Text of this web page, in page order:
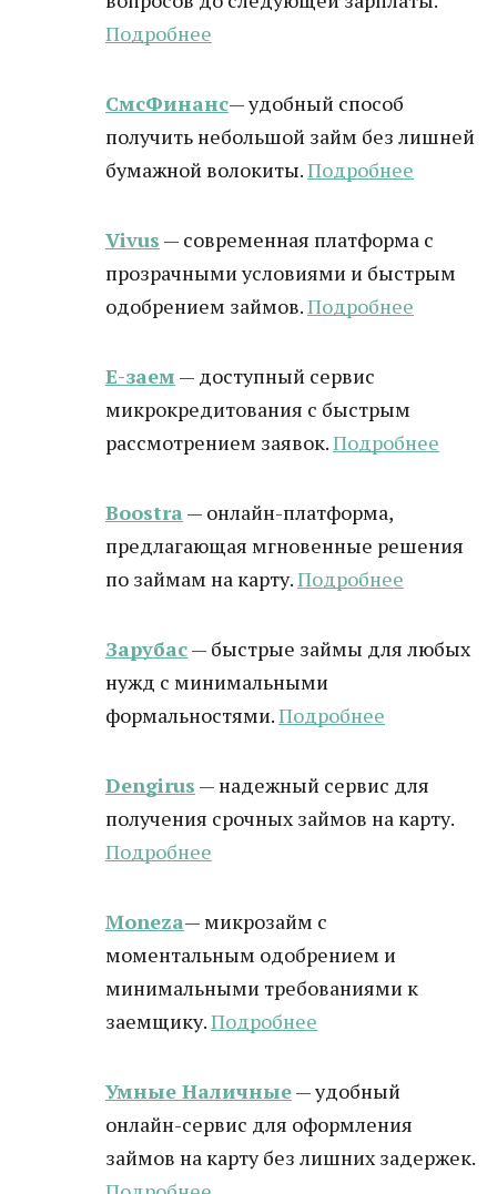
Подробнее
СмсФинанс— удобный способ
получить небольшой займ без лишней
бумажной волокиты.Подробнее
Vivus — современная платформа с
прозрачными условиями и быстрым
одобрением займов.Подробнее
Е-заем — доступный сервис
микрокредитования с быстрым
рассмотрением заявок.Подробнее
Boostra — онлайн-платформа,
предлагающая мгновенные решения
по займам на карту.Подробнее
Зарубас— быстрые займы для любых
нужд с минимальными
формальностями.Подробнее
Dengirus — надежный сервис для
получения срочных займов на карту.
Подробнее
Moneza— микрозайм с
моментальным одобрением и
минимальными требованиями к
заемщику.Подробнее
Умные Наличные— удобный
онлайн-сервис для оформления
займов на карту без лишних задержек.